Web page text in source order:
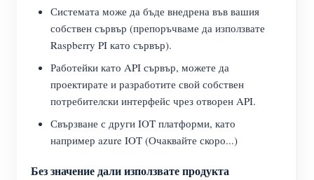
Системата може да бъде внедрена във вашия
собствен сървър (препоръчваме да използвате
Raspberry PI като сървър).
Работейки като API сървър, можете да
проектирате и разработите свой собствен
потребителски интерфейс чрез отворен API.
Свързване с други IOT платформи, като
например azure IOT (Очаквайте скоро...)
Без значение дали използвате продукта